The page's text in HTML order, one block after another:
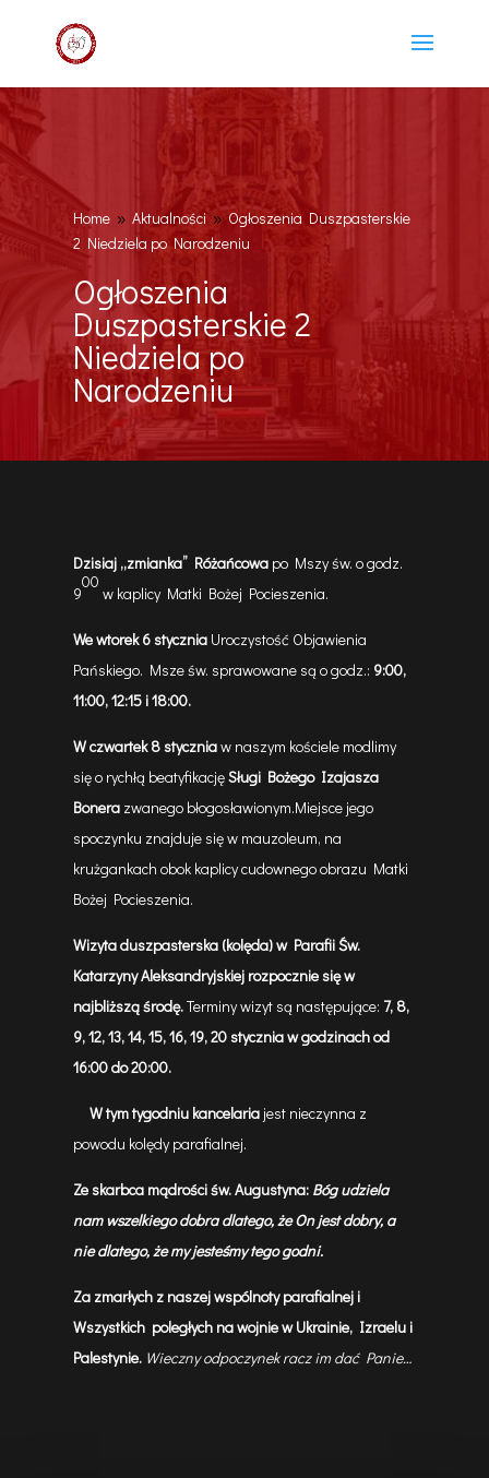
Home 9 Aktualności 9 Ogłoszenia Duszpasterskie
2 Niedziela po Narodzeniu
Ogłoszenia
Duszpasterskie 2
Niedziela po
Narodzeniu
Dzisiaj „zmianka” Różańcowa po Mszy św. o godz.
9
00
w kaplicy Matki Bożej Pocieszenia.
We wtorek 6 stycznia Uroczystość Objawienia
Pańskiego. Msze św. sprawowane są o godz.: 9:00,
11:00, 12:15 i 18:00.
W czwartek 8 styczniaw naszym kościele modlimy
się o rychłą beatyfikacjęSługi Bożego Izajasza
Bonera zwanego błogosławionym.Miejsce jego
spoczynku znajduje się w mauzoleum, na
krużgankach obok kaplicy cudownego obrazu Matki
Bożej Pocieszenia.
Wizyta duszpasterska (kolęda) w ParafiiŚw.
Katarzyny Aleksandryjskiej rozpocznie się w
najbliższą środę.Terminy wizyt są następujące: 7, 8,
9, 12, 13, 14, 15, 16, 19, 20stycznia w godzinach od
16:00 do 20:00.
W tym tygodniu kancelaria jest nieczynna z
powodu kolędy parafialnej.
Ze skarbca mądrości św. Augustyna: Bóg udziela
nam wszelkiego dobra dlatego, że On jest dobry, a
nie dlatego, że my jesteśmy tego godni.
Za zmarłych z naszej wspólnoty parafialnej i
Wszystkich poległych na wojnie w Ukrainie, Izraelu i
Palestynie. Wieczny odpoczynek racz im dać Panie…